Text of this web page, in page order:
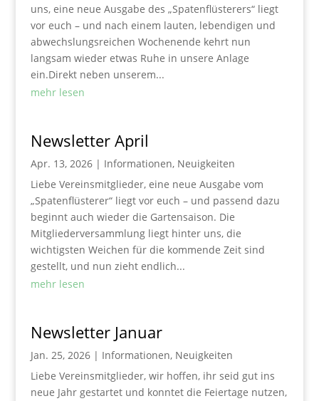
uns, eine neue Ausgabe des „Spatenflüsterers“ liegt
vor euch – und nach einem lauten, lebendigen und
abwechslungsreichen Wochenende kehrt nun
langsam wieder etwas Ruhe in unsere Anlage
ein.Direkt neben unserem...
mehr lesen
Newsletter April
Apr. 13, 2026| Informationen, Neuigkeiten
Liebe Vereinsmitglieder, eine neue Ausgabe vom
„Spatenflüsterer“ liegt vor euch – und passend dazu
beginnt auch wieder die Gartensaison. Die
Mitgliederversammlung liegt hinter uns, die
wichtigsten Weichen für die kommende Zeit sind
gestellt, und nun zieht endlich...
mehr lesen
Newsletter Januar
Jan. 25, 2026| Informationen, Neuigkeiten
Liebe Vereinsmitglieder, wir hoffen, ihr seid gut ins
neue Jahr gestartet und konntet die Feiertage nutzen,